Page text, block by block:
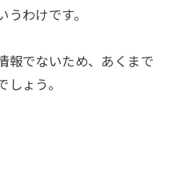
わけです。
報でないため、あくまで
ょう。